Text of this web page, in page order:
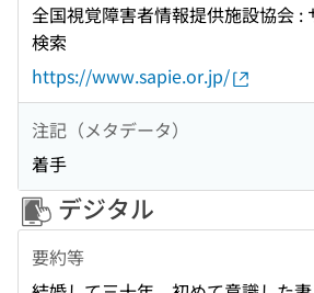
全国視覚障害者情報提供施設協会 :
検索
https://www.sapie.or.jp/
注記（メタデータ）
着手
デジタル
要約等